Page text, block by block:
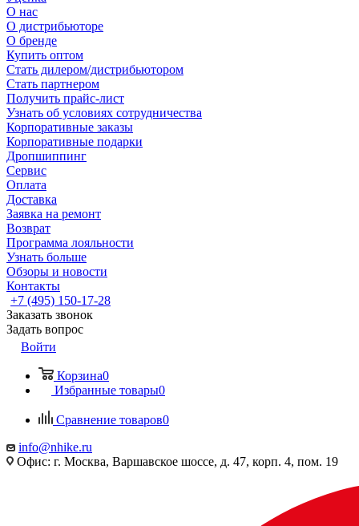
О нас
О дистрибьюторе
О бренде
Купить оптом
Стать дилером/дистрибьютором
Стать партнером
Получить прайс-лист
Узнать об условиях сотрудничества
Корпоративные заказы
Корпоративные подарки
Дропшиппинг
Сервис
Оплата
Доставка
Заявка на ремонт
Возврат
Программа лояльности
Узнать больше
Обзоры и новости
Контакты
+7 (495) 150-17-28
Заказать звонок
Задать вопрос
Войти
Корзина0
Избранные товары0
Сравнение товаров0
info@nhike.ru
Офис: г. Москва, Варшавское шоссе, д. 47, корп. 4, пом. 19